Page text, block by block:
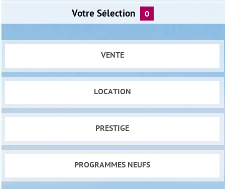
Votre Sélection 0
VENTE
LOCATION
PRESTIGE
PROGRAMMES NEUFS